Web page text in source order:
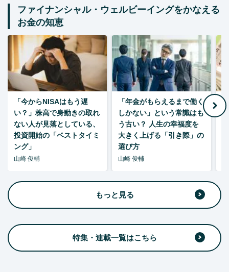
ファイナンシャル・ウェルビーイングをかなえる
お金の知恵
「今からNISAはもう遅
い？」株高で身動きの取れ
ない人が見落としている、
投資開始の「ベストタイミ
ング」
山崎 俊輔
「年金がもらえるまで働く
しかない」という常識はも
う古い？ 人生の幸福度を
大きく上げる「引き際」の
選び方
山崎 俊輔
もっと見る
特集・連載一覧はこちら